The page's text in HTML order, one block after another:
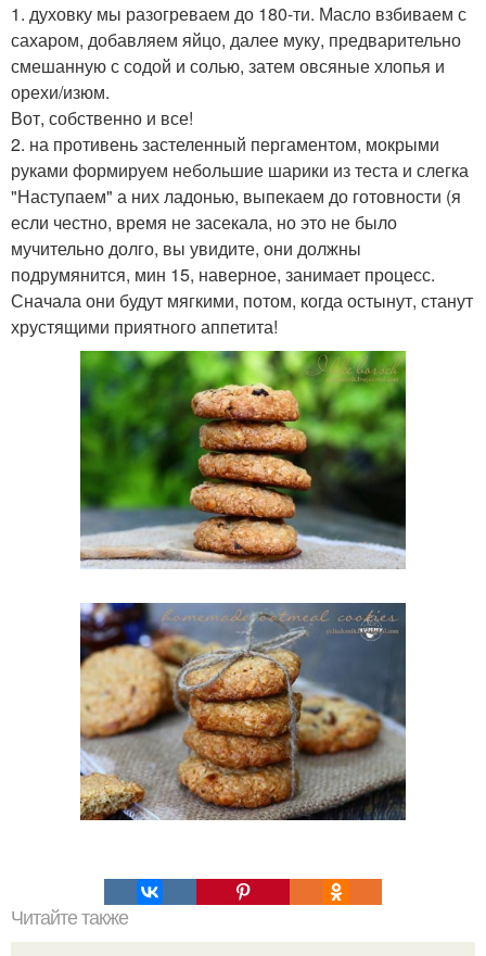
1. духовку мы разогреваем до 180-ти. Масло взбиваем с
сахаром, добавляем яйцо, далее муку, предварительно
смешанную с содой и солью, затем овсяные хлопья и
орехи/изюм.
Вот, собственно и все!
2. на противень застеленный пергаментом, мокрыми
руками формируем небольшие шарики из теста и слегка
"Наступаем" а них ладонью, выпекаем до готовности (я
если честно, время не засекала, но это не было
мучительно долго, вы увидите, они должны
подрумянится, мин 15, наверное, занимает процесс.
Сначала они будут мягкими, потом, когда остынут, станут
хрустящими приятного аппетита!
Читайте также